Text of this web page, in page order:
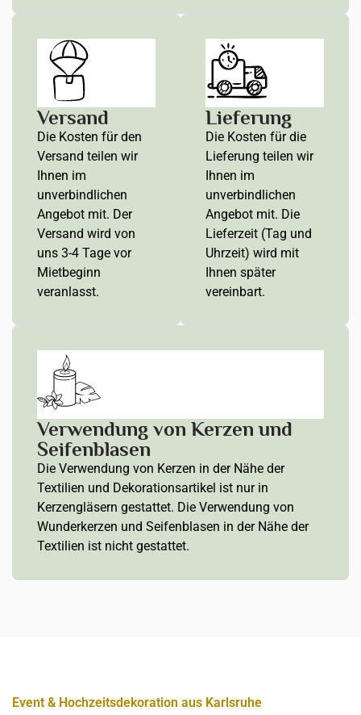
Versand
Die Kosten für den
Versand teilen wir
Ihnen im
unverbindlichen
Angebot mit. Der
Versand wird von
uns 3-4 Tage vor
Mietbeginn
veranlasst.
Lieferung
Die Kosten für die
Lieferung teilen wir
Ihnen im
unverbindlichen
Angebot mit. Die
Lieferzeit (Tag und
Uhrzeit) wird mit
Ihnen später
vereinbart.
Verwendung von Kerzen und
Seifenblasen
Die Verwendung von Kerzen in der Nähe der
Textilien und Dekorationsartikel ist nur in
Kerzengläsern gestattet. Die Verwendung von
Wunderkerzen und Seifenblasen in der Nähe der
Textilien ist nicht gestattet.
Event & Hochzeitsdekoration aus Karlsruhe